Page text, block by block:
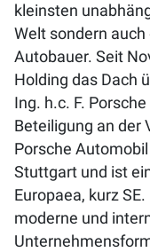
kleinsten
Welt sondern
Autobauer. Seit
Holding das Dach
Ing. h.c. F.
Beteiligung an der
Porsche
Stuttgart und ist
Europaea, kurz
moderne und